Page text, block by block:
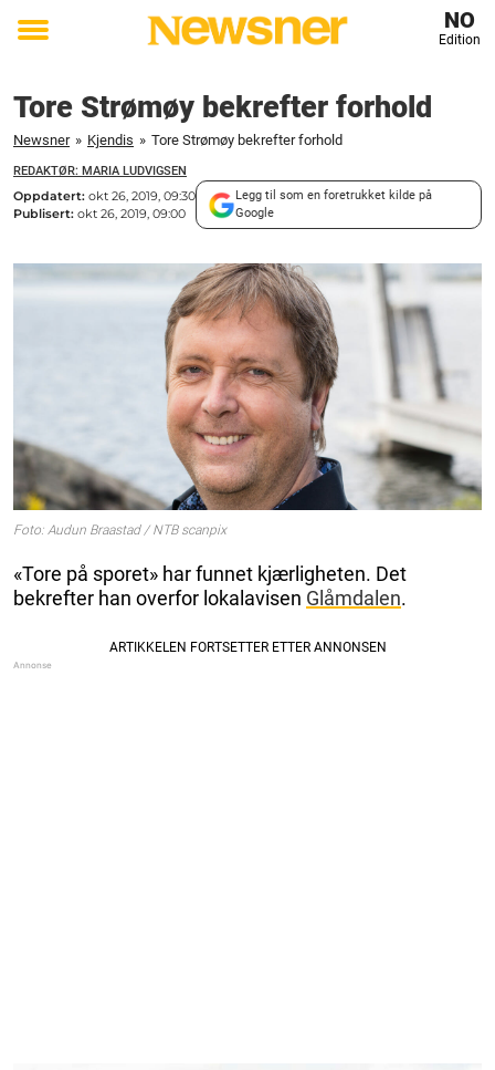
Toggle
NO
Edition
Tore Strømøy bekrefter forhold
Newsner » Kjendis » Tore Strømøy bekrefter forhold
REDAKTØR: MARIA LUDVIGSEN
Oppdatert: okt 26, 2019, 09:30
Publisert: okt 26, 2019, 09:00
Legg til som en foretrukket kilde på
Google
Foto: Audun Braastad / NTB scanpix
«Tore på sporet» har funnet kjærligheten. Det
bekrefter han overfor lokalavisen Glåmdalen.